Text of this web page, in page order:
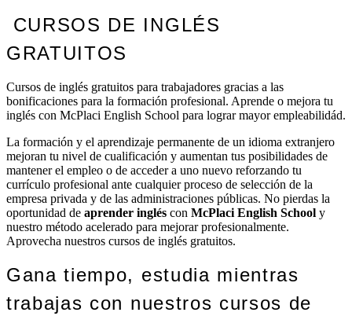
CURSOS DE INGLÉS
GRATUITOS
Cursos de inglés gratuitos para trabajadores gracias a las
bonificaciones para la formación profesional. Aprende o mejora tu
inglés con McPlaci English School para lograr mayor empleabilidád.
La formación y el aprendizaje permanente de un idioma extranjero
mejoran tu nivel de cualificación y aumentan tus posibilidades de
mantener el empleo o de acceder a uno nuevo reforzando tu
currículo profesional ante cualquier proceso de selección de la
empresa privada y de las administraciones públicas. No pierdas la
oportunidad de aprender inglés con McPlaci English School y
nuestro método acelerado para mejorar profesionalmente.
Aprovecha nuestros cursos de inglés gratuitos.
Gana tiempo, estudia mientras
trabajas con nuestros cursos de